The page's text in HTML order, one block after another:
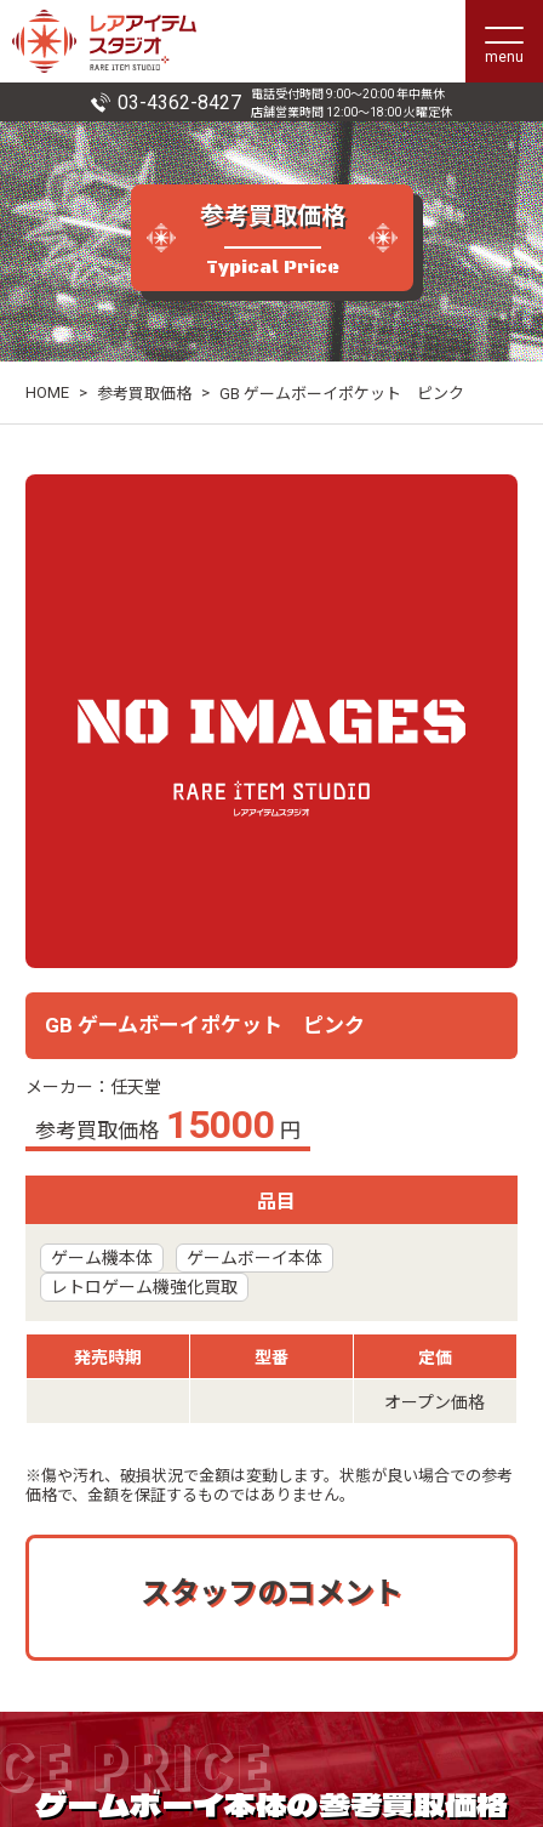
menu
03-4362-8427
電話受付時間 9:00〜20:00 年中無休
店舗営業時間 12:00〜18:00 火曜定休
参考買取価格
Typical Price
HOME > 参考買取価格 > GB ゲームボーイポケット ピンク
GB ゲームボーイポケット ピンク
メーカー：任天堂
参考買取価格 15000 円
品目
ゲーム機本体
ゲームボーイ本体
レトロゲーム機強化買取
発売時期 型番 定価
オープン価格
※傷や汚れ、破損状況で金額は変動します。状態が良い場合での参考
価格で、金額を保証するものではありません。
スタッフのコメント
PRICE
ゲームボーイ本体の参考買取価格